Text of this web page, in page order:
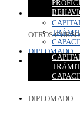
OTROS
DIPLOMADO
OTROS
DIPLOMADO
CONTACTO